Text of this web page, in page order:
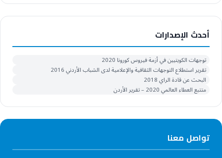
أحدث الإصدارات
توجهات الكويتيين في أزمة فيروس كورونا 2020
تقرير استطلاع التوجهات الثقافية والإعلامية لدى الشباب الأردني 2016
البحث عن قادة الراي 2018
متتبع العطاء العالمي 2020 – تقرير الأردن
تواصل معنا